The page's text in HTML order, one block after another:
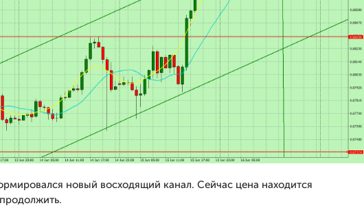
новый восходящий канал. Сейчас цена находится